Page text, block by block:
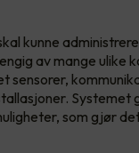
kunne
av mange ulike
sensorer,
Systemet
som gjør